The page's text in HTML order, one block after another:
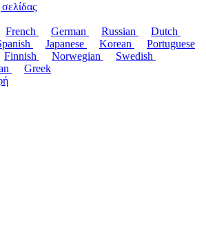
French German Russian
Dutch
Japanese Korean
Portuguese
Finnish Norwegian
Swedish
Greek